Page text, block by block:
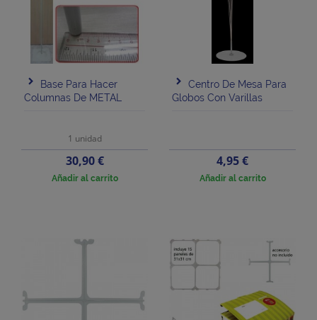
Base Para Hacer
Columnas De METAL
1 unidad
Precio
30,90 €
Añadir al carrito
Centro De Mesa Para
Globos Con Varillas
Precio
4,95 €
Añadir al carrito